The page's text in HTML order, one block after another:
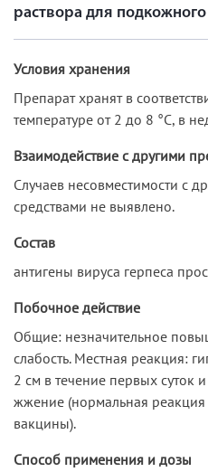
раствора для
Условия хранения
Препарат хранят в
температуре от 2 до 8 °С, в
Взаимодействие с другими
Случаев несовместимости с
средствами не выявлено.
Состав
антигены вируса герпеса
Побочное действие
Общие: незначительное
слабость. Местная реакция:
2 см в течение первых суток
жжение (нормальная
вакцины).
Способ применения и дозы